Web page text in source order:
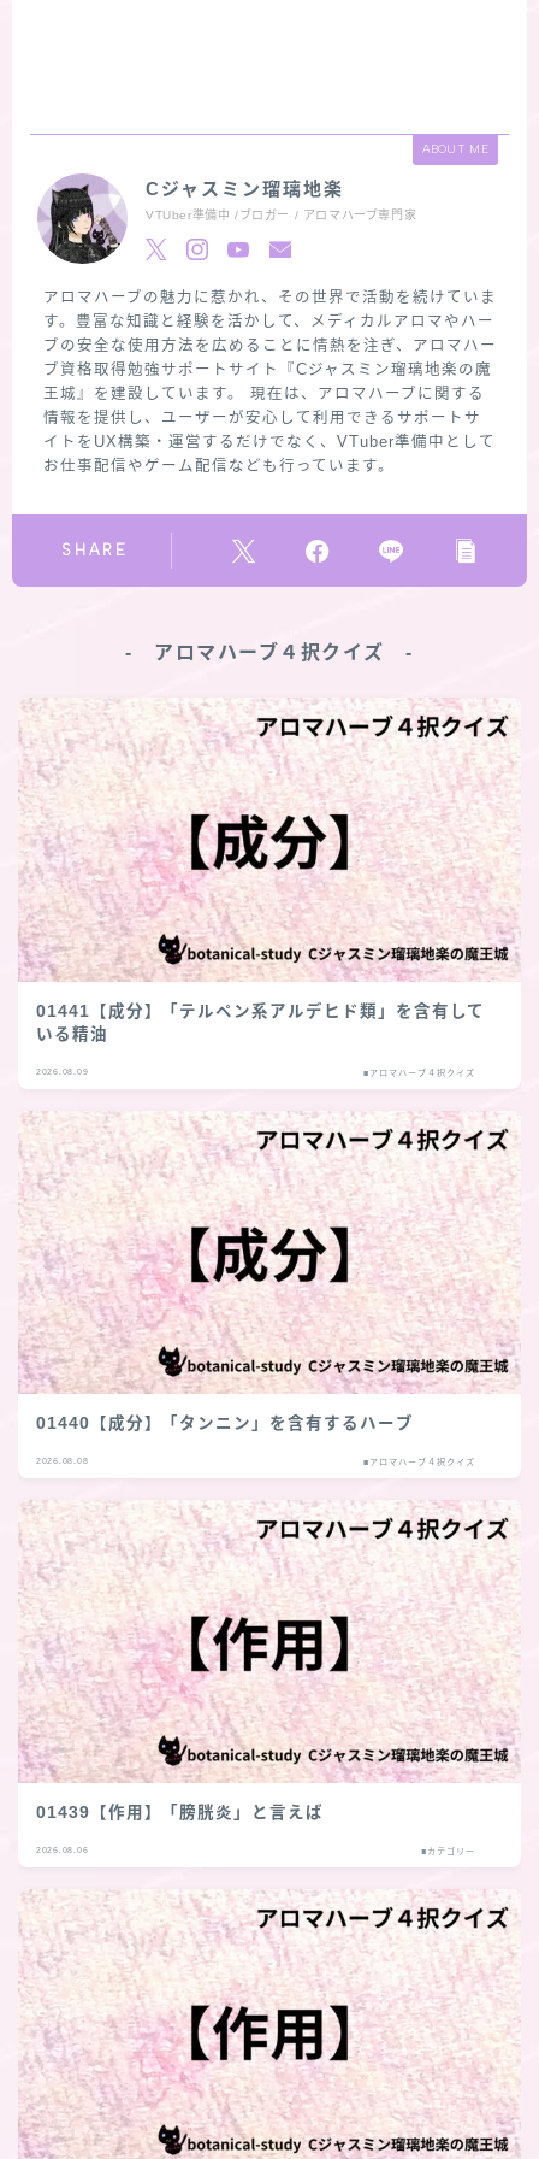
ABOUT ME
Cジャスミン瑠璃地楽
VTUber準備中 /ブロガー / アロマハーブ専門家
アロマハーブの魅力に惹かれ、その世界で活動を続けていま
す。豊富な知識と経験を活かして、メディカルアロマやハー
ブの安全な使用方法を広めることに情熱を注ぎ、アロマハー
ブ資格取得勉強サポートサイト『Cジャスミン瑠璃地楽の魔
王城』を建設しています。 現在は、アロマハーブに関する
情報を提供し、ユーザーが安心して利用できるサポートサ
イトをUX構築・運営するだけでなく、VTuber準備中として
お仕事配信やゲーム配信なども行っています。
SHARE
‐ アロマハーブ４択クイズ ‐
01441【成分】「テルペン系アルデヒド類」を含有して
いる精油
2026.08.09 ■アロマハーブ４択クイズ
01440【成分】「タンニン」を含有するハーブ
2026.08.08 ■アロマハーブ４択クイズ
01439【作用】「膀胱炎」と言えば
2026.08.06 ■カテゴリー